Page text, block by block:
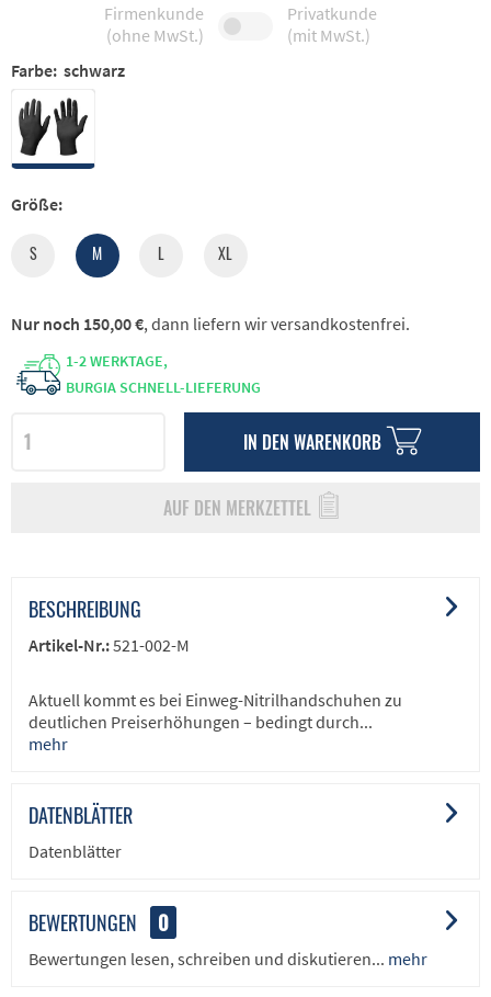
Firmenkunde
(ohne MwSt.)
Privatkunde
(mit MwSt.)
Farbe: schwarz
Größe:
S M L XL
1-2 WERKTAGE,
BURGIA SCHNELL-LIEFERUNG
IN DEN WARENKORB
AUF DEN MERKZETTEL
Nur noch 150,00 €, dann liefern wir versandkostenfrei.
BESCHREIBUNG
Artikel-Nr.:521-002-M
Aktuell kommt es bei Einweg-Nitrilhandschuhen zu
deutlichen Preiserhöhungen – bedingt durch...
mehr
DATENBLÄTTER
Datenblätter
BEWERTUNGEN 0
Bewertungen lesen, schreiben und diskutieren... mehr